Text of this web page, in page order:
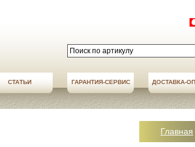
АКЦИИ НОВОСТИ ДОСТАВКА-
СТАТЬИ ГАРАНТИЯ-СЕРВИС ДОСТАВКА-
Главная